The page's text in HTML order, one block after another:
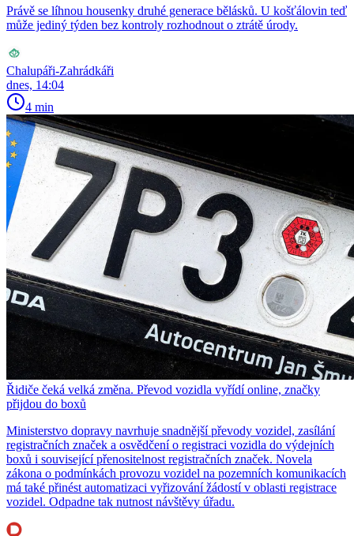
Právě se líhnou housenky druhé generace bělásků. U košťálovin teď
může jediný týden bez kontroly rozhodnout o ztrátě úrody.
Chalupáři-Zahrádkáři
dnes, 14:04
4 min
Řidiče čeká velká změna. Převod vozidla vyřídí online, značky
přijdou do boxů
Ministerstvo dopravy navrhuje snadnější převody vozidel, zasílání
registračních značek a osvědčení o registraci vozidla do výdejních
boxů i související přenositelnost registračních značek. Novela
zákona o podmínkách provozu vozidel na pozemních komunikacích
má také přinést automatizaci vyřizování žádostí v oblasti registrace
vozidel. Odpadne tak nutnost návštěvy úřadu.